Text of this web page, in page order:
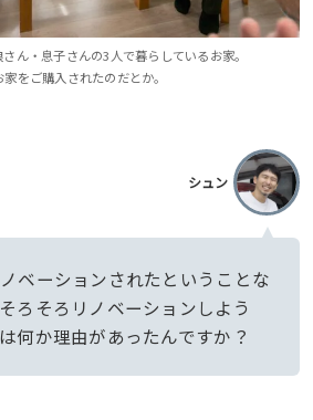
ん・息子さんの3人で暮らしているお家。
をご購入されたのだとか。
シュン
ベーションされたということな
ろそろリノベーションしよう
何か理由があったんですか？